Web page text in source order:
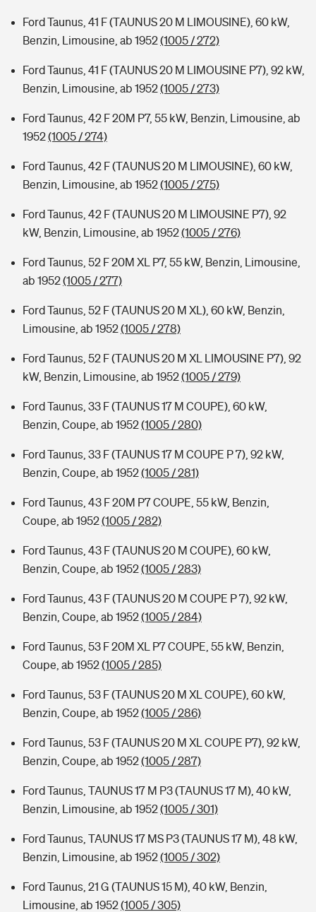
Ford Taunus, 41 F (TAUNUS 20 M LIMOUSINE), 60 kW,
Benzin, Limousine, ab 1952(1005 / 272)
Ford Taunus, 41 F (TAUNUS 20 M LIMOUSINE P7), 92 kW,
Benzin, Limousine, ab 1952(1005 / 273)
Ford Taunus, 42 F 20M P7, 55 kW, Benzin, Limousine, ab
1952(1005 / 274)
Ford Taunus, 42 F (TAUNUS 20 M LIMOUSINE), 60 kW,
Benzin, Limousine, ab 1952(1005 / 275)
Ford Taunus, 42 F (TAUNUS 20 M LIMOUSINE P7), 92
kW, Benzin, Limousine, ab 1952(1005 / 276)
Ford Taunus, 52 F 20M XL P7, 55 kW, Benzin, Limousine,
ab 1952(1005 / 277)
Ford Taunus, 52 F (TAUNUS 20 M XL), 60 kW, Benzin,
Limousine, ab 1952(1005 / 278)
Ford Taunus, 52 F (TAUNUS 20 M XL LIMOUSINE P7), 92
kW, Benzin, Limousine, ab 1952(1005 / 279)
Ford Taunus, 33 F (TAUNUS 17 M COUPE), 60 kW,
Benzin, Coupe, ab 1952(1005 / 280)
Ford Taunus, 33 F (TAUNUS 17 M COUPE P 7), 92 kW,
Benzin, Coupe, ab 1952(1005 / 281)
Ford Taunus, 43 F 20M P7 COUPE, 55 kW, Benzin,
Coupe, ab 1952(1005 / 282)
Ford Taunus, 43 F (TAUNUS 20 M COUPE), 60 kW,
Benzin, Coupe, ab 1952(1005 / 283)
Ford Taunus, 43 F (TAUNUS 20 M COUPE P 7), 92 kW,
Benzin, Coupe, ab 1952(1005 / 284)
Ford Taunus, 53 F 20M XL P7 COUPE, 55 kW, Benzin,
Coupe, ab 1952(1005 / 285)
Ford Taunus, 53 F (TAUNUS 20 M XL COUPE), 60 kW,
Benzin, Coupe, ab 1952(1005 / 286)
Ford Taunus, 53 F (TAUNUS 20 M XL COUPE P7), 92 kW,
Benzin, Coupe, ab 1952(1005 / 287)
Ford Taunus, TAUNUS 17 M P3 (TAUNUS 17 M), 40 kW,
Benzin, Limousine, ab 1952(1005 / 301)
Ford Taunus, TAUNUS 17 MS P3 (TAUNUS 17 M), 48 kW,
Benzin, Limousine, ab 1952(1005 / 302)
Ford Taunus, 21 G (TAUNUS 15 M), 40 kW, Benzin,
Limousine, ab 1952(1005 / 305)